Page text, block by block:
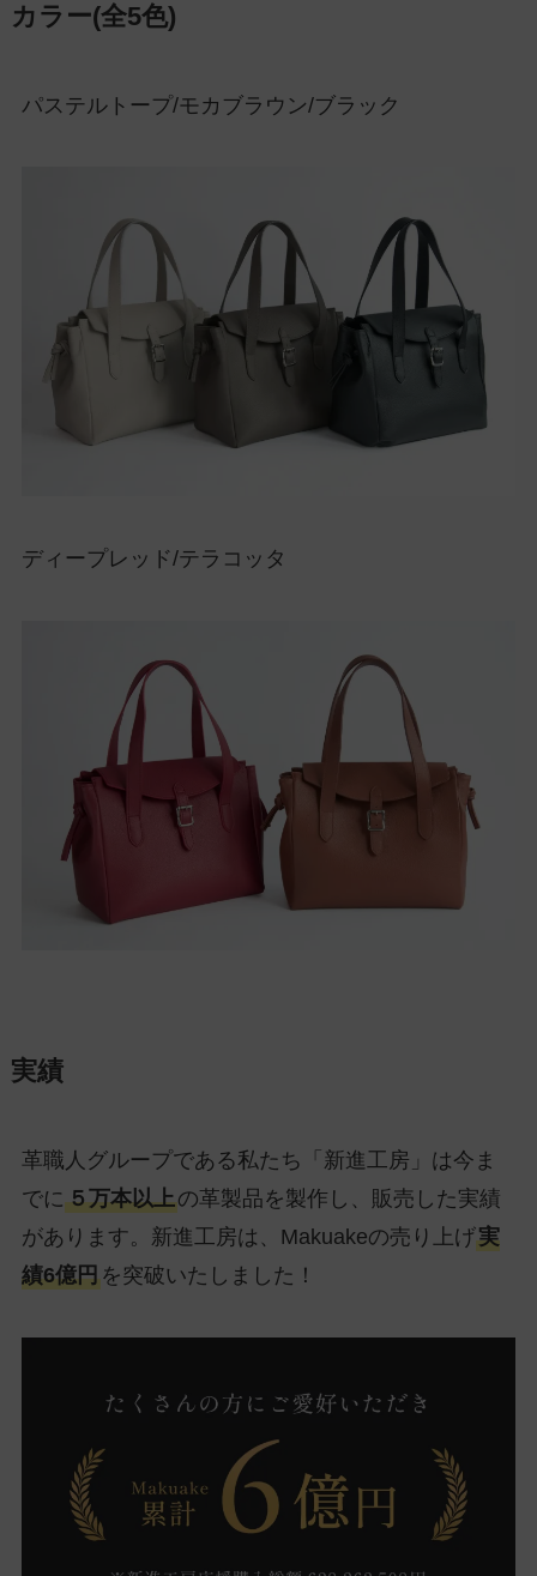
カラー(全5色)
パステルトープ/モカブラウン/ブラック
ディープレッド/テラコッタ
実績
革職人グループである私たち「新進工房」は今ま
でに ５万本以上の革製品を製作し、販売した実績
があります。新進工房は、Makuakeの売り上げ実
績6億円を突破いたしました！